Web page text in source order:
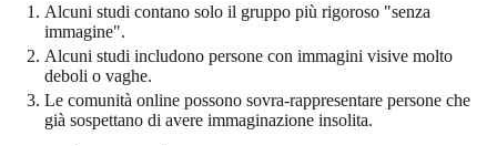
Alcuni studi contano solo il gruppo più rigoroso "senza
immagine".
Alcuni studi includono persone con immagini visive molto
deboli o vaghe.
Le comunità online possono sovra-rappresentare persone che
già sospettano di avere immaginazione insolita.